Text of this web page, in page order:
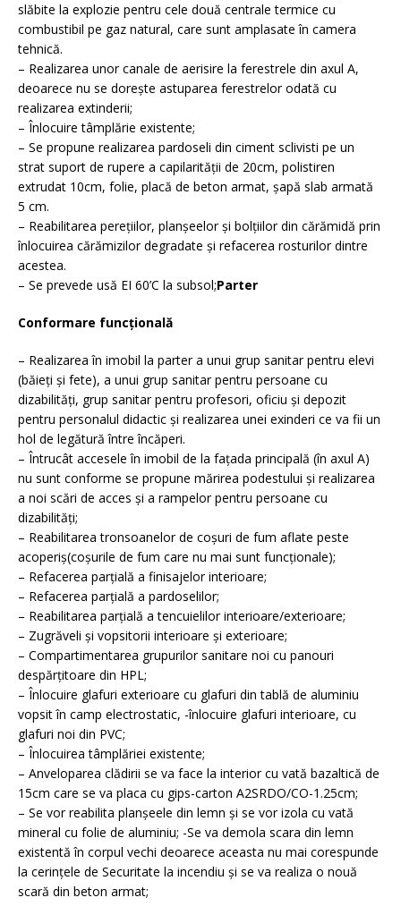
slăbite la explozie pentru cele două centrale termice cu
combustibil pe gaz natural, care sunt amplasate în camera
tehnică.
– Realizarea unor canale de aerisire la ferestrele din axul A,
deoarece nu se doreşte astuparea ferestrelor odată cu
realizarea extinderii;
– Înlocuire tâmplărie existente;
– Se propune realizarea pardoseli din ciment sclivisti pe un
strat suport de rupere a capilarităţii de 20cm, polistiren
extrudat 10cm, folie, placă de beton armat, şapă slab armată
5 cm.
– Reabilitarea pereţiilor, planşeelor şi bolţiilor din cărămidă prin
înlocuirea cărămizilor degradate şi refacerea rosturilor dintre
acestea.
– Se prevede usă EI 60’C la subsol;Parter
Conformare funcţională
– Realizarea în imobil la parter a unui grup sanitar pentru elevi
(băieţi şi fete), a unui grup sanitar pentru persoane cu
dizabilităţi, grup sanitar pentru profesori, oficiu şi depozit
pentru personalul didactic şi realizarea unei exinderi ce va fii un
hol de legătură între încăperi.
– Întrucât accesele în imobil de la faţada principală (în axul A)
nu sunt conforme se propune mărirea podestului şi realizarea
a noi scări de acces şi a rampelor pentru persoane cu
dizabilităţi;
– Reabilitarea tronsoanelor de coşuri de fum aflate peste
acoperiş(coşurile de fum care nu mai sunt funcţionale);
– Refacerea parţială a finisajelor interioare;
– Refacerea parţială a pardoselilor;
– Reabilitarea parţială a tencuielilor interioare/exterioare;
– Zugrăveli şi vopsitorii interioare şi exterioare;
– Compartimentarea grupurilor sanitare noi cu panouri
despărţitoare din HPL;
– Înlocuire glafuri exterioare cu glafuri din tablă de aluminiu
vopsit în camp electrostatic, -înlocuire glafuri interioare, cu
glafuri noi din PVC;
– Înlocuirea tâmplăriei existente;
– Anveloparea clădirii se va face la interior cu vată bazaltică de
15cm care se va placa cu gips-carton A2SRDO/CO-1.25cm;
– Se vor reabilita planşeele din lemn şi se vor izola cu vată
mineral cu folie de aluminiu; -Se va demola scara din lemn
existentă în corpul vechi deoarece aceasta nu mai corespunde
la cerinţele de Securitate la incendiu şi se va realiza o nouă
scară din beton armat;